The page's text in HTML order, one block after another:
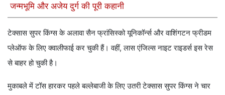
जन्मभूमि और अजेय दुर्ग की पूरी कहानी
टेक्सास सुपर किंग्स के अलावा सैन फ्रांसिस्को यूनिकॉर्न्स और वाशिंगटन फ्रीडम
प्लेऑफ के लिए क्वालीफाई कर चुकी हैं। वहीं, लास एंजिल्स नाइट राइडर्स इस रेस
से बाहर हो चुकी है।
मुकाबले में टॉस हारकर पहले बल्लेबाजी के लिए उतरी टेक्सास सुपर किंग्स ने चार